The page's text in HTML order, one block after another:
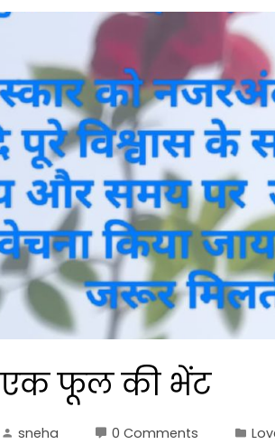
एक फूल की भेंट
sneha 0 Comments